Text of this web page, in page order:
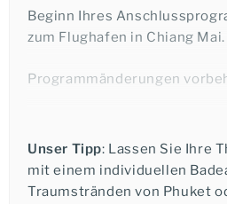
Übernachtung in Chiang Mai.
Beginn Ihres
zum Flughafen in Chiang Mai.
Programmänderungen
Unser Tipp: Lassen Sie Ihre
mit einem individuellen
Traumstränden von Phuket
Janine